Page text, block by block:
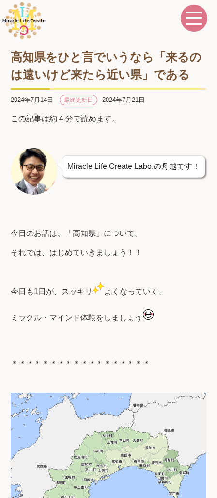
高知県をひと言でいうなら「来るの
は遠いけど来たら近い県」である
2024年7月14日 最終更新日 2024年7月21日
この記事は約 4 分で読めます。
Miracle Life Create Labo.の舟越です！
今日のお話は、「高知県」について。
それでは、はじめていきましょう！！
今日も1日が、スッキリ よくなっていく、
ミラクル・マインド体験をしましょう
＊＊＊＊＊＊＊＊＊＊＊＊＊＊＊＊＊＊